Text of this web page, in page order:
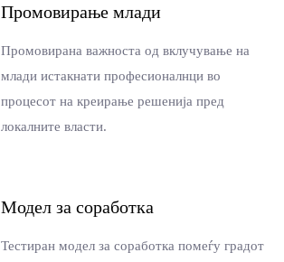
Промовирање млади
Промовирана важноста од вклучување на
млади истакнати професионалнци во
процесот на креирање решенија пред
локалните власти.
Модел за соработка
Тестиран модел за соработка помеѓу градот